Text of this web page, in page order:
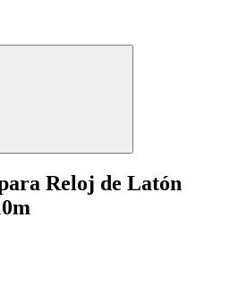
Reloj de Latón